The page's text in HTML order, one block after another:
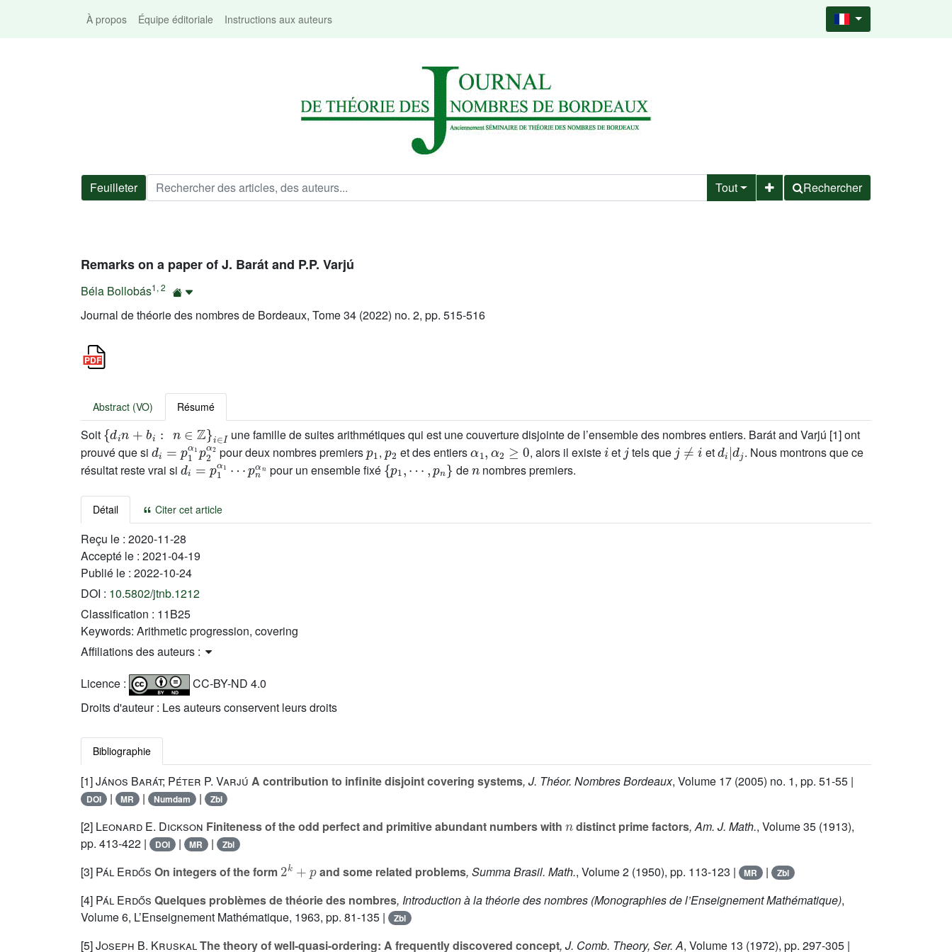
À propos Équipe éditoriale Instructions aux auteurs
Feuilleter Tout Rechercher
Remarks on a paper of J. Barát and P.P. Varjú
Béla Bollobás1, 2
Journal de théorie des nombres de Bordeaux, Tome 34 (2022) no. 2, pp. 515-516
Abstract (VO) Résumé
Soit
{din+bi:n∈
une famille de suites arithmétiques qui est une couverture disjointe de l’ensemble des nombres entiers. Barát and Varjú [1] ont
prouvé que si
d i= p1α1p2α2
pour deux nombres premiers
p1
,
p2
et des entiers
α1,α2≥0
, alors il existe
i
et
j
tels que
j≠i
et
di|dj
. Nous montrons que ce
résultat reste vrai si
di=p1 α1⋯
pn αn
pour un ensemble fixé
{p1,⋯,pn}
de
n
nombres premiers.
Détail Citer cet article
Reçu le : 2020-11-28
Accepté le : 2021-04-19
Publié le : 2022-10-24
DOI : 10.5802/jtnb.1212
Classification : 11B25
Keywords: Arithmetic progression, covering
Affiliations des auteurs :
Licence :
CC-BY-ND 4.0
Droits d'auteur : Les auteurs conservent leurs droits
Bibliographie
[1]János Barát; Péter P. Varjú A contribution to infinite disjoint covering systems, J. Théor. Nombres Bordeaux, Volume 17 (2005) no. 1, pp. 51-55 |
DOI | MR | Numdam | Zbl
[2] Leonard E. Dickson Finiteness of the odd perfect and primitive abundant numbers with distinct prime factors, Am. J. Math., Volume 35 (1913),
pp. 413-422 |
DOI | MR | Zbl
[3] Pál Erdős On integers of the form
k
and some related problems, Summa Brasil. Math., Volume 2(1950), pp. 113-123 | MR | Zbl
[4] Pál Erdős Quelques problèmes de théorie des nombres, Introduction à la théorie des nombres (Monographies de l’Enseignement Mathématique),
Volume 6, L’Enseignement Mathématique, 1963, pp. 81-135 | Zbl
[5]Joseph B. KruskalThe theory of well-quasi-ordering: A frequently discovered concept, J. Comb. Theory, Ser. A, Volume 13 (1972), pp. 297-305 |